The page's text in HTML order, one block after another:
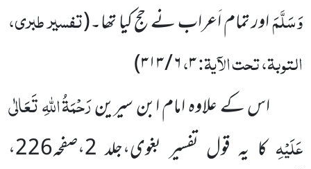
وَسَلَّمَاور تمام اَعراب نے حج کیا تھا۔(تفسیر طبری،
التوبۃ، تحت الآیۃ:۳،۶ / ۳۱۳
)
اس کے علاوہ امام ابن سیرینرَحْمَۃُ اللہِ تَعَالٰی
عَلَیْہِ
کا یہ قول تفسیر بغوی،جلد 2،صفحہ226،